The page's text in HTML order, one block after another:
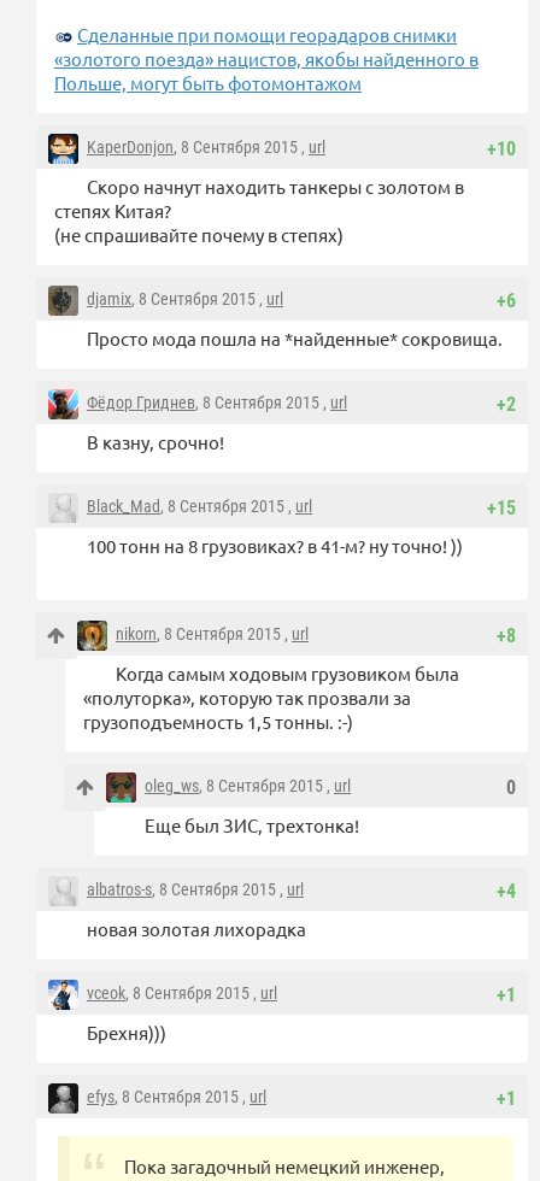
Сделанные при помощи георадаров снимки
«золотого поезда» нацистов, якобы найденного в
Польше, могут быть фотомонтажом
+10
KaperDonjon, 8 Сентября 2015 , url
Скоро начнут находить танкеры с золотом в
степях Китая?
(не спрашивайте почему в степях)
+6
djamix, 8 Сентября 2015 , url
Просто мода пошла на *найденные* сокровища.
+2
Фёдор Гриднев, 8 Сентября 2015 , url
В казну, срочно!
+15
Black_Mad, 8 Сентября 2015 , url
100 тонн на 8 грузовиках? в 41-м? ну точно! ))
+8
nikorn, 8 Сентября 2015 , url
Когда самым ходовым грузовиком была
«полуторка», которую так прозвали за
грузоподъемность 1,5 тонны. :-)
0
oleg_ws, 8 Сентября 2015 , url
Еще был ЗИС, трехтонка!
+4
albatros-s, 8 Сентября 2015 , url
новая золотая лихорадка
+1
vceok, 8 Сентября 2015 , url
Брехня)))
+1
efys, 8 Сентября 2015 , url
Пока загадочный немецкий инженер,